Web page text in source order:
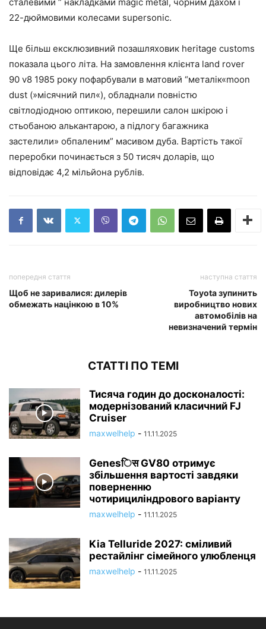
22-дюймовими колесами supersonic.
Ще більш ексклюзивний позашляховик heritage customs
показала цього літа. На замовлення клієнта land rover
90 v8 1985 року пофарбували в матовий “металік«moon
dust (»місячний пил«), обладнали повністю
світлодіодною оптикою, перешили салон шкірою і
стьобаною алькантарою, а підлогу багажника
застелили» обпаленим” масивом дуба. Вартість такої
переробки починається з 50 тисяч доларів, що
відповідає 4,2 мільйона рублів.
попередня стаття
Щоб не заривалися: дилерів
обмежать націнкою в 10%
наступна стаття
Toyota зупинить
виробництво нових
автомобілів на
невизначений термін
СТАТТІ ПО ТЕМІ
Тисяча годин до досконалості:
модернізований класичний FJ
Cruiser
maxwelhelp - 11.11.2025
Genesिस GV80 отримує
збільшення вартості завдяки
поверненню
чотирициліндрового варіанту
maxwelhelp - 11.11.2025
Kia Telluride 2027: сміливий
рестайлінг сімейного улюбленця
maxwelhelp - 11.11.2025